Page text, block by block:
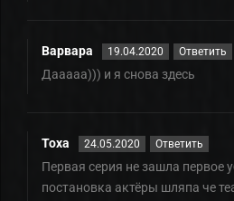
Варвара 19.04.2020 Ответить
Дааааа))) и я снова здесь
Тоха 24.05.2020 Ответить
Первая серия не зашла первое
постановка актёры шляпа че